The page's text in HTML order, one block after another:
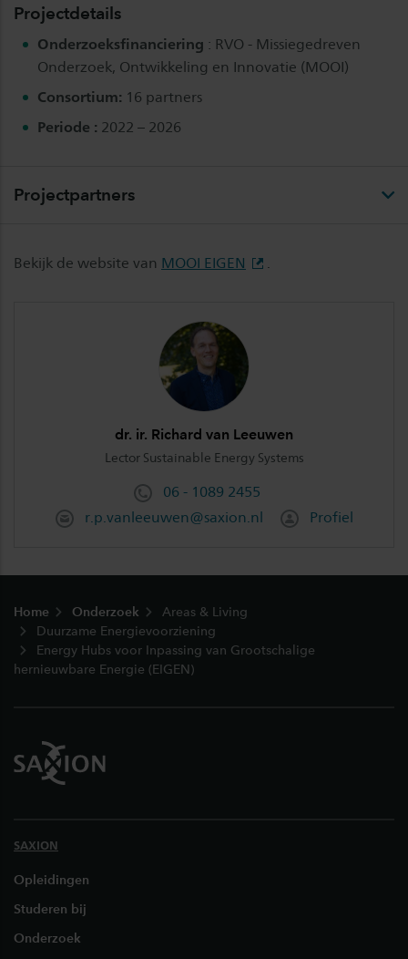
Projectdetails
Onderzoeksfinanciering : RVO - Missiegedreven
Onderzoek, Ontwikkeling en Innovatie (MOOI)
Consortium: 16 partners
Periode : 2022 – 2026
Projectpartners
Bekijk de website van MOOI EIGEN .
dr. ir. Richard van Leeuwen
Lector Sustainable Energy Systems
06 - 1089 2455
r.p.vanleeuwen@saxion.nl
Profiel
Home Onderzoek
Areas & Living
Duurzame Energievoorziening
Energy Hubs voor Inpassing van Grootschalige
hernieuwbare Energie (EIGEN)
SAXION
Opleidingen
Studeren bij
Onderzoek